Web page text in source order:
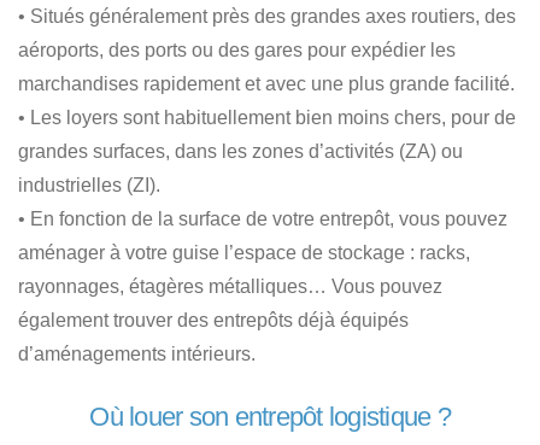
• Situés généralement près des grandes axes routiers, des
aéroports, des ports ou des gares pour expédier les
marchandises rapidement et avec une plus grande facilité.
• Les loyers sont habituellement bien moins chers, pour de
grandes surfaces, dans les zones d’activités (ZA) ou
industrielles (ZI).
• En fonction de la surface de votre entrepôt, vous pouvez
aménager à votre guise l’espace de stockage : racks,
rayonnages, étagères métalliques… Vous pouvez
également trouver des entrepôts déjà équipés
d’aménagements intérieurs.
Où louer son entrepôt logistique ?